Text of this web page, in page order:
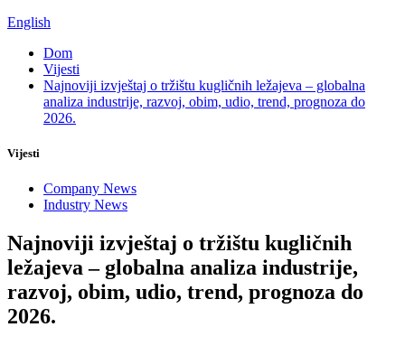
English
Dom
Vijesti
Najnoviji izvještaj o tržištu kugličnih ležajeva – globalna
analiza industrije, razvoj, obim, udio, trend, prognoza do
2026.
Vijesti
Company News
Industry News
Najnoviji izvještaj o tržištu kugličnih
ležajeva – globalna analiza industrije,
razvoj, obim, udio, trend, prognoza do
2026.